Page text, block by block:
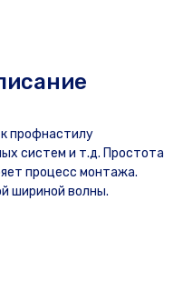
профнастилу
систем и т.д. Простота
процесс монтажа.
шириной волны.